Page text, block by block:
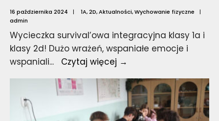
16 października 2024 | 1A,2D,Aktualności,Wychowanie fizyczne
|
admin
Wycieczka survival’owa integracyjna klasy 1a i
klasy 2d! Dużo wrażeń, wspaniałe emocje i
wspaniali... Czytaj więcej →
1a
2d